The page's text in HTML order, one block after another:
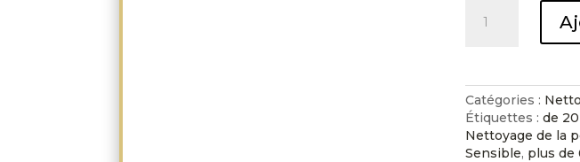
HYDRANORM
JANKA
Catégories :
Étiquettes : de
Nettoyage de la
Sensible, plus de